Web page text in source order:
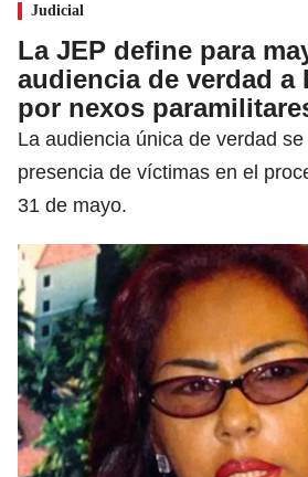
Judicial
La JEP define para
audiencia de verdad a
por nexos
La audiencia única de verdad
presencia de víctimas en el
31 de mayo.